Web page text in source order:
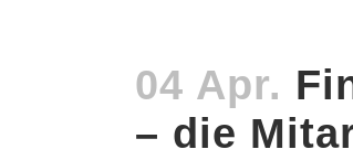
04 Apr.
– die